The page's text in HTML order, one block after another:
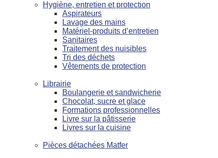
Hygiène, entretien et protection
Aspirateurs
Lavage des mains
Matériel-produits d’entretien
Sanitaires
Traitement des nuisibles
Tri des déchets
Vêtements de protection
Librairie
Boulangerie et sandwicherie
Chocolat, sucre et glace
Formations professionnelles
Livre sur la pâtisserie
Livres sur la cuisine
Pièces détachées Matfer